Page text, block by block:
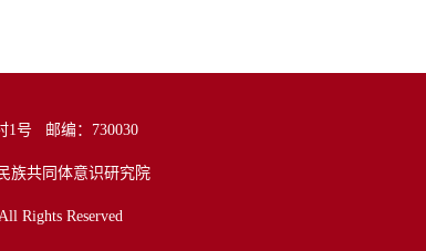
1号 邮编：730030
族共同体意识研究院
Rights Reserved